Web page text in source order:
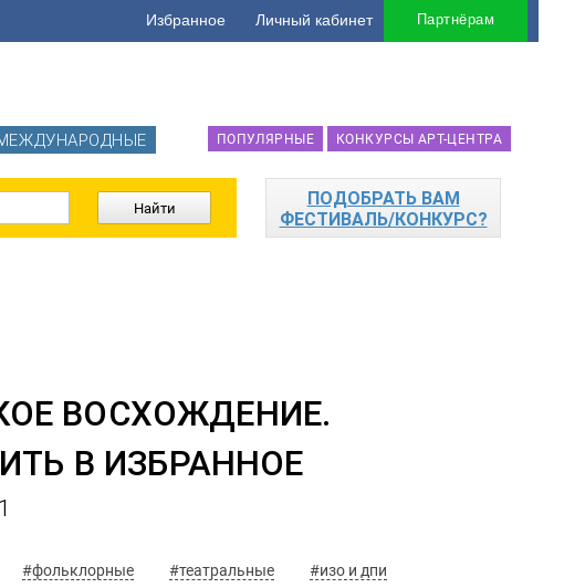
Партнёрам
Личный кабинет
Избранное
КОНКУРСЫ АРТ-ЦЕНТРА
ПОПУЛЯРНЫЕ
ПОДОБРАТЬ ВАМ
ФЕСТИВАЛЬ/КОНКУРС?
ВОСХОЖДЕНИЕ.
#фольклорные #театральные
#изо и дпи